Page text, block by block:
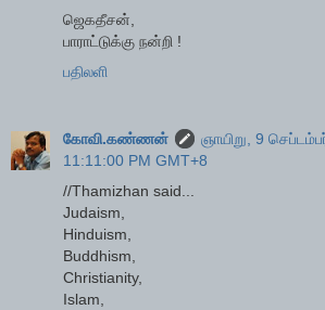
ஜெகதீசன்,
பாராட்டுக்கு நன்றி !
பதிலளி
கோவி.கண்ணன்
ஞாயிறு, 9
11:11:00 PM GMT+8
//Thamizhan said...
Judaism,
Hinduism,
Buddhism,
Christianity,
Islam,